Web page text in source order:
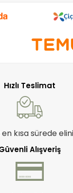
Hızlı Teslimat
kısa sürede
Alışveriş